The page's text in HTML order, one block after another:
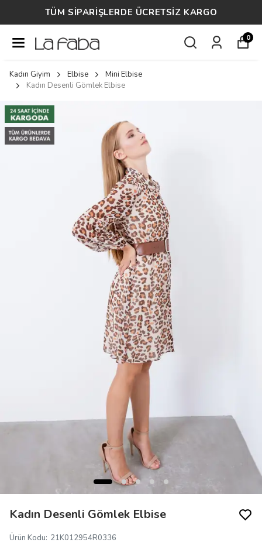
TÜM SİPARİŞLERDE ÜCRETSİZ KARGO
0
Kadın Giyim Elbise
Mini Elbise
Kadın Desenli Gömlek Elbise
Kadın Desenli Gömlek Elbise
Ürün Kodu: 21K012954R0336